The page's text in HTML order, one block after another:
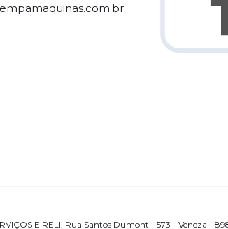
EIRELI, Rua Santos Dumont - 573 - Veneza -